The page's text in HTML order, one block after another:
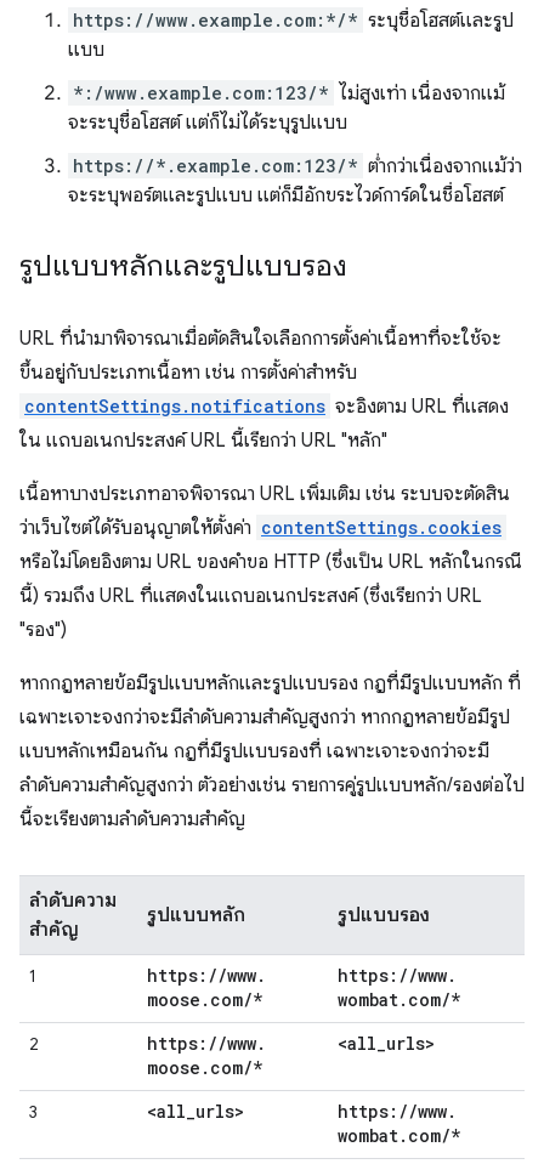
https://www.example.com:*/* ระบุชื่อโฮสต์และรูป
แบบ
*:/www.example.com:123/* ไม่สูงเท่า เนื่องจากแม้
จะระบุชื่อโฮสต์ แต่ก็ไม่ได้ระบุรูปแบบ
https://*.example.com:123/* ต่ำกว่าเนื่องจากแม้ว่า
จะระบุพอร์ตและรูปแบบ แต่ก็มีอักขระไวด์การ์ดในชื่อโฮสต์
รูปแบบหลักและรูปแบบรอง
URL ที่นำมาพิจารณาเมื่อตัดสินใจเลือกการตั้งค่าเนื้อหาที่จะใช้จะ
ขึ้นอยู่กับประเภทเนื้อหา เช่น การตั้งค่าสำหรับ
contentSettings.notifications จะอิงตาม URL ที่แสดง
ใน แถบอเนกประสงค์ URL นี้เรียกว่า URL "หลัก"
เนื้อหาบางประเภทอาจพิจารณา URL เพิ่มเติม เช่น ระบบจะตัดสิน
ว่าเว็บไซต์ได้รับอนุญาตให้ตั้งค่า contentSettings.cookies
หรือไม่โดยอิงตาม URL ของคำขอ HTTP (ซึ่งเป็น URL หลักในกรณี
นี้) รวมถึง URL ที่แสดงในแถบอเนกประสงค์ (ซึ่งเรียกว่า URL
"รอง")
หากกฎหลายข้อมีรูปแบบหลักและรูปแบบรอง กฎที่มีรูปแบบหลัก ที่
เฉพาะเจาะจงกว่าจะมีลำดับความสำคัญสูงกว่า หากกฎหลายข้อมีรูป
แบบหลักเหมือนกัน กฎที่มีรูปแบบรองที่ เฉพาะเจาะจงกว่าจะมี
ลำดับความสำคัญสูงกว่า ตัวอย่างเช่น รายการคู่รูปแบบหลัก/รองต่อไป
นี้จะเรียงตามลำดับความสำคัญ
ลำดับความ
สำคัญ
รูปแบบหลัก รูปแบบรอง
1 https: //www.
moose . com/*
https: //www.
wombat. com/*
2 https: //www.
moose . com/*
<all_urls>
3 <all_urls> https: //www.
wombat. com/*